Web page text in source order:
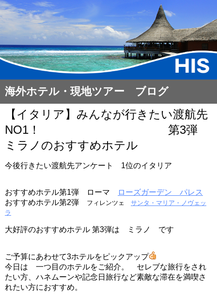
海外ホテル・現地ツアー ブログ
【イタリア】みんなが行きたい渡航先
NO1！ 第3弾
ミラノのおすすめホテル
今後行きたい渡航先アンケート 1位のイタリア
おすすめホテル第1弾 ローマ
ローズガーデン パレス
おすすめホテル第2弾
フィレンツェ サンタ・マリア・ノヴェッ
ラ
大好評のおすすめホテル 第3弾は ミラノ です
ご予算にあわせて3ホテルをピックアップ
今日は 一つ目のホテルをご紹介。 セレブな旅行をされ
たい方、ハネムーンや記念日旅行など素敵な滞在を満喫さ
れたい方におすすめ。